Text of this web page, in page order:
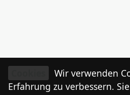
Wir verwenden
Erfahrung zu verbessern.